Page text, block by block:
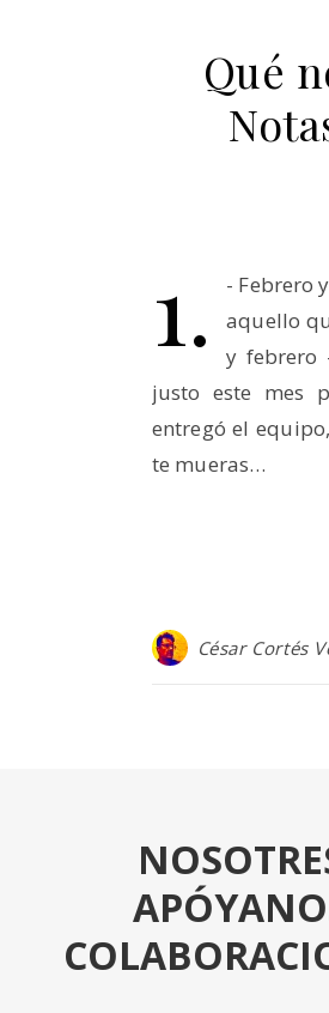
Qué
1.
- Febrero
aquello
y febrero
justo este mes
entregó el
te mueras…
César Cortés